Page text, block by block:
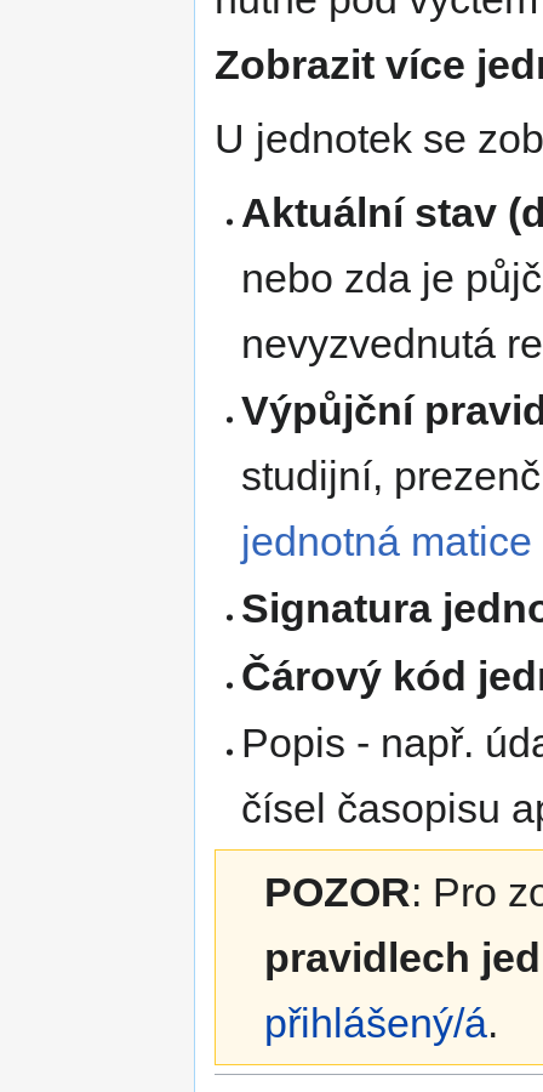
Zobrazit více
U jednotek se
Aktuální stav
nebo zda je
nevyzvednutá
Výpůjční
studijní,
jednotná
Signatura
Čárový kód
Popis - např.
čísel časopisu
POZOR: Pro
pravidlech
přihlášený/á.